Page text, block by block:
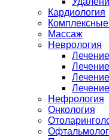
Кардиология
Массаж
Неврология
Нефрология
Онкология